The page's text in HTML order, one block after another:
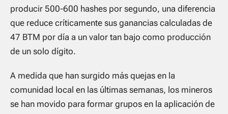
producir 500-600 hashes por segundo, una diferencia
que reduce críticamente sus ganancias calculadas de
47 BTM por día a un valor tan bajo como producción
de un solo dígito.
A medida que han surgido más quejas en la
comunidad local en las últimas semanas, los mineros
se han movido para formar grupos en la aplicación de